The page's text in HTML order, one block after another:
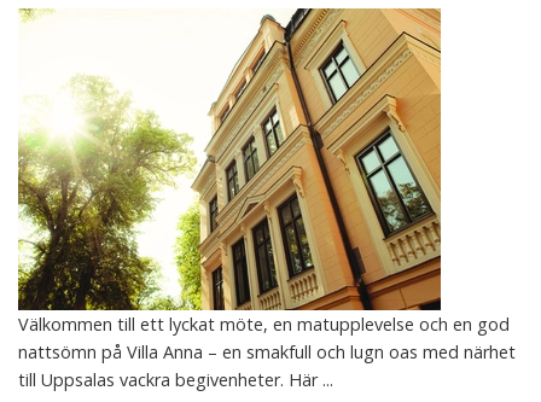
Välkommen till ett lyckat möte, en matupplevelse och en god
nattsömn på Villa Anna – en smakfull och lugn oas med närhet
till Uppsalas vackra begivenheter. Här ...